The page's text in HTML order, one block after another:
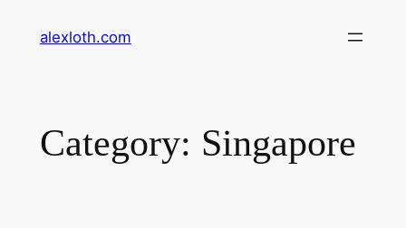
alexloth.com
Category: Singapore